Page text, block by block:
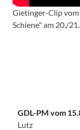
Gietinger-Clip
Schiene" am 20./
GDL-PM vom
Lutz